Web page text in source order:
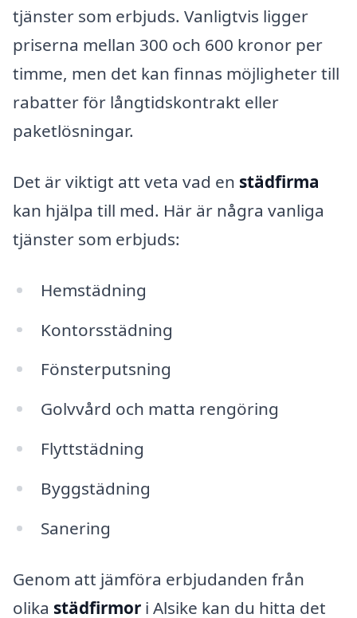
tjänster som erbjuds. Vanligtvis ligger
priserna mellan 300 och 600 kronor per
timme, men det kan finnas möjligheter till
rabatter för långtidskontrakt eller
paketlösningar.
Det är viktigt att veta vad en städfirma
kan hjälpa till med. Här är några vanliga
tjänster som erbjuds:
Hemstädning
Kontorsstädning
Fönsterputsning
Golvvård och matta rengöring
Flyttstädning
Byggstädning
Sanering
Genom att jämföra erbjudanden från
olika städfirmor i Alsike kan du hitta det